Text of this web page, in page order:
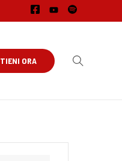
ORA